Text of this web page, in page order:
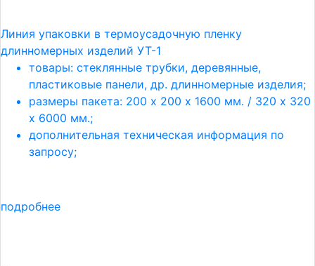
Линия упаковки в термоусадочную пленку
длинномерных изделий УТ-1
товары: стеклянные трубки, деревянные,
пластиковые панели, др. длинномерные изделия;
размеры пакета: 200 х 200 х 1600 мм. / 320 х 320
х 6000 мм.;
дополнительная техническая информация по
запросу;
подробнее